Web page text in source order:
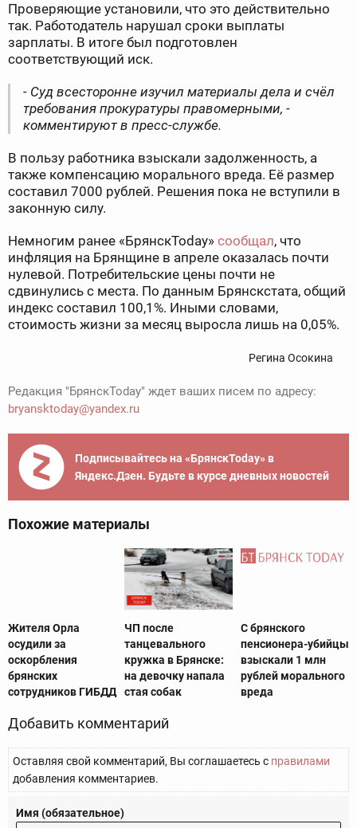
Проверяющие установили, что это действительно
так. Работодатель нарушал сроки выплаты
зарплаты. В итоге был подготовлен
соответствующий иск.
- Суд всесторонне изучил материалы дела и счёл
требования прокуратуры правомерными, -
комментируют в пресс-службе.
В пользу работника взыскали задолженность, а
также компенсацию морального вреда. Её размер
составил 7000 рублей. Решения пока не вступили в
законную силу.
Немногим ранее «БрянскToday» сообщал, что
инфляция на Брянщине в апреле оказалась почти
нулевой. Потребительские цены почти не
сдвинулись с места. По данным Брянскстата, общий
индекс составил 100,1%. Иными словами,
стоимость жизни за месяц выросла лишь на 0,05%.
Регина Осокина
Редакция "БрянскToday" ждет ваших писем по адресу:
bryansktoday@yandex.ru
Подписывайтесь на «БрянскToday» в
Яндекс.Дзен. Будьте в курсе дневных новостей
Похожие материалы
Жителя Орла
осудили за
оскорбления
брянских
сотрудников ГИБДД
ЧП после
танцевального
кружка в Брянске:
на девочку напала
стая собак
С брянского
пенсионера-убийцы
взыскали 1 млн
рублей морального
вреда
Добавить комментарий
Оставляя свой комментарий, Вы соглашаетесь с правилами
добавления комментариев.
Имя (обязательное)